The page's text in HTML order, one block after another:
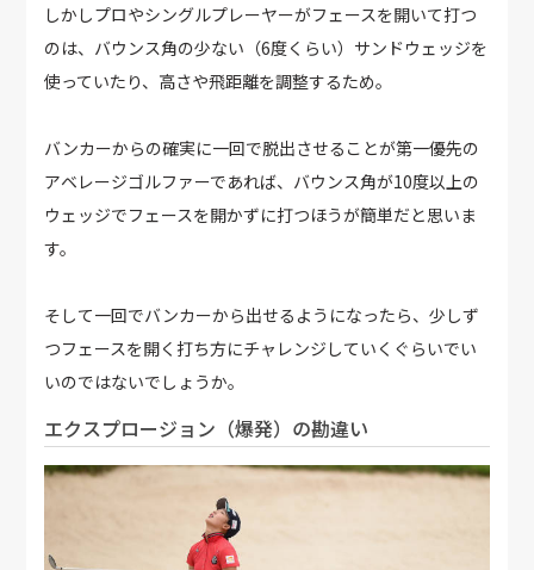
しかしプロやシングルプレーヤーがフェースを開いて打つ
のは、バウンス角の少ない（6度くらい）サンドウェッジを
使っていたり、高さや飛距離を調整するため。
バンカーからの確実に一回で脱出させることが第一優先の
アベレージゴルファーであれば、バウンス角が10度以上の
ウェッジでフェースを開かずに打つほうが簡単だと思いま
す。
そして一回でバンカーから出せるようになったら、少しず
つフェースを開く打ち方にチャレンジしていくぐらいでい
いのではないでしょうか。
エクスプロージョン（爆発）の勘違い